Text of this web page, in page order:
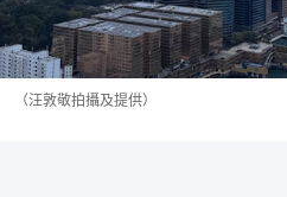
（汪敦敬拍攝及提供）